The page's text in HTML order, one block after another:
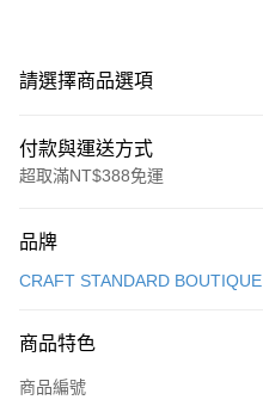
請選擇商品選項
付款與運送方式
超取滿NT$388免運
信用卡一次付款
3 期 0 利率 每期
合作金庫商業銀行
超商取貨付款
品牌
CRAFT STANDARD BOUTIQUE
商品特色
商品編號